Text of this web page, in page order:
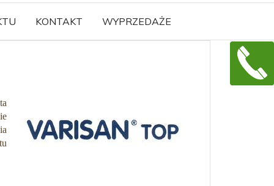
KONTAKT WYPRZEDAŻE